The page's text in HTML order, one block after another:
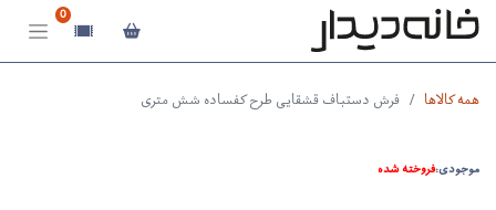
0
همه کالاها فرش دستباف قشقایی طرح کفساده شش متری
موجودی:فروخته شده